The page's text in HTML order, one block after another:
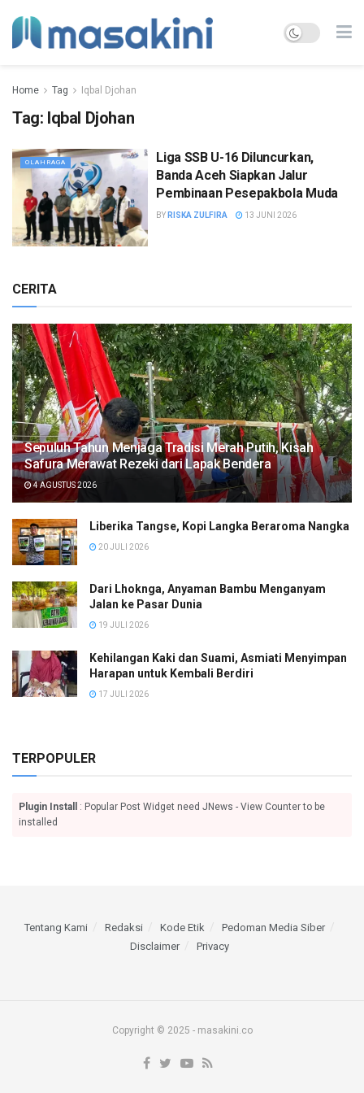
Home Tag Iqbal Djohan
Tag: Iqbal Djohan
OLAHRAGA
Liga SSB U-16 Diluncurkan,
Banda Aceh Siapkan Jalur
Pembinaan Pesepakbola Muda
BY RISKA ZULFIRA 13 JUNI 2026
CERITA
Sepuluh Tahun Menjaga Tradisi Merah Putih, Kisah
Safura Merawat Rezeki dari Lapak Bendera
4 AGUSTUS 2026
Liberika Tangse, Kopi Langka Beraroma Nangka
20 JULI 2026
Dari Lhoknga, Anyaman Bambu Menganyam
Jalan ke Pasar Dunia
19 JULI 2026
Kehilangan Kaki dan Suami, Asmiati Menyimpan
Harapan untuk Kembali Berdiri
17 JULI 2026
TERPOPULER
Plugin Install
: Popular Post Widget need JNews - View Counter to be
installed
Tentang Kami Redaksi Kode Etik
Pedoman Media Siber
Disclaimer
Privacy
Copyright © 2025 - masakini.co